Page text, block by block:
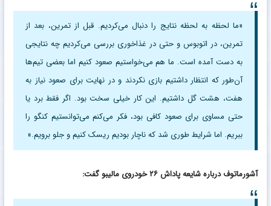
«ما لحظه به لحظه نتایج را دنبال می‌کردیم. قبل از تمرین، بعد از
تمرین، در اتوبوس و حتی در غذاخوری بررسی می‌کردیم چه نتایجی
به دست آمده است. ما هم می‌خواستیم صعود کنیم اما بعضی تیم‌ها
آن‌طور که انتظار داشتیم بازی نکردند و در نهایت برای صعود نیاز به
هفت، هشت گل داشتیم. این کار خیلی سخت بود. اگر فقط برد یا
حتی مساوی برای صعود کافی بود، فکر می‌کنم می‌توانستیم کنگو را
ببریم. اما شرایط طوری شد که ناچار بودیم ریسک کنیم و جلو برویم.»
آشورماتوف درباره شایعه پاداش ۲۶ خودروی مالیبو گفت: